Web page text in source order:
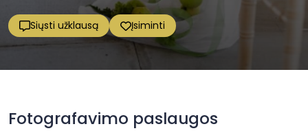
Siųsti užklausą Įsiminti
Fotografavimo paslaugos